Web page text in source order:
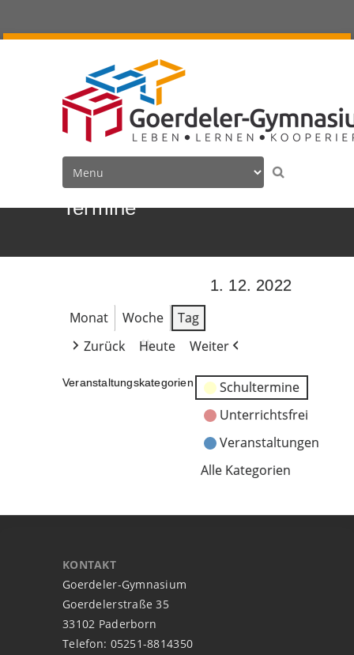
Termine
1. 12. 2022
Monat
Woche
Tag
Zurück
Heute Weiter
Veranstaltungskategorien
Schultermine
Unterrichtsfrei
Veranstaltungen
Alle Kategorien
KONTAKT
Goerdeler-Gymnasium
Goerdelerstraße 35
33102 Paderborn
Telefon: 05251-8814350